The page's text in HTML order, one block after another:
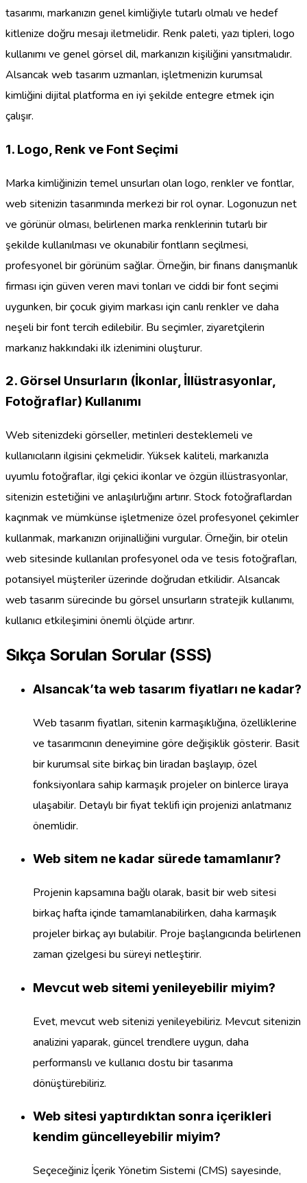
tasarımı, markanızın genel kimliğiyle tutarlı olmalı ve hedef
kitlenize doğru mesajı iletmelidir. Renk paleti, yazı tipleri, logo
kullanımı ve genel görsel dil, markanızın kişiliğini yansıtmalıdır.
Alsancak web tasarım uzmanları, işletmenizin kurumsal
kimliğini dijital platforma en iyi şekilde entegre etmek için
çalışır.
1. Logo, Renk ve Font Seçimi
Marka kimliğinizin temel unsurları olan logo, renkler ve fontlar,
web sitenizin tasarımında merkezi bir rol oynar. Logonuzun net
ve görünür olması, belirlenen marka renklerinin tutarlı bir
şekilde kullanılması ve okunabilir fontların seçilmesi,
profesyonel bir görünüm sağlar. Örneğin, bir finans danışmanlık
firması için güven veren mavi tonları ve ciddi bir font seçimi
uygunken, bir çocuk giyim markası için canlı renkler ve daha
neşeli bir font tercih edilebilir. Bu seçimler, ziyaretçilerin
markanız hakkındaki ilk izlenimini oluşturur.
2. Görsel Unsurların (İkonlar, İllüstrasyonlar,
Fotoğraflar) Kullanımı
Web sitenizdeki görseller, metinleri desteklemeli ve
kullanıcıların ilgisini çekmelidir. Yüksek kaliteli, markanızla
uyumlu fotoğraflar, ilgi çekici ikonlar ve özgün illüstrasyonlar,
sitenizin estetiğini ve anlaşılırlığını artırır. Stock fotoğraflardan
kaçınmak ve mümkünse işletmenize özel profesyonel çekimler
kullanmak, markanızın orijinalliğini vurgular. Örneğin, bir otelin
web sitesinde kullanılan profesyonel oda ve tesis fotoğrafları,
potansiyel müşteriler üzerinde doğrudan etkilidir. Alsancak
web tasarım sürecinde bu görsel unsurların stratejik kullanımı,
kullanıcı etkileşimini önemli ölçüde artırır.
Sıkça Sorulan Sorular (SSS)
Alsancak’ta web tasarım fiyatları ne kadar?
Web tasarım fiyatları, sitenin karmaşıklığına, özelliklerine
ve tasarımcının deneyimine göre değişiklik gösterir. Basit
bir kurumsal site birkaç bin liradan başlayıp, özel
fonksiyonlara sahip karmaşık projeler on binlerce liraya
ulaşabilir. Detaylı bir fiyat teklifi için projenizi anlatmanız
önemlidir.
Web sitem ne kadar sürede tamamlanır?
Projenin kapsamına bağlı olarak, basit bir web sitesi
birkaç hafta içinde tamamlanabilirken, daha karmaşık
projeler birkaç ayı bulabilir. Proje başlangıcında belirlenen
zaman çizelgesi bu süreyi netleştirir.
Mevcut web sitemi yenileyebilir miyim?
Evet, mevcut web sitenizi yenileyebiliriz. Mevcut sitenizin
analizini yaparak, güncel trendlere uygun, daha
performanslı ve kullanıcı dostu bir tasarıma
dönüştürebiliriz.
Web sitesi yaptırdıktan sonra içerikleri
kendim güncelleyebilir miyim?
Seçeceğiniz İçerik Yönetim Sistemi (CMS) sayesinde,